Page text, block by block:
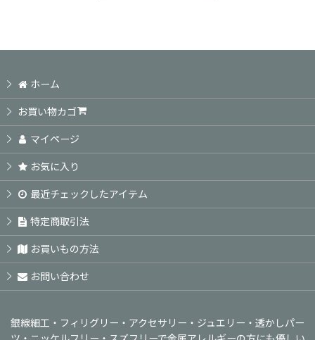
ホーム
お買い物カゴ
マイページ
お気に入り
最近チェックしたアイテム
特定商取引法
お買いもの方法
お問い合わせ
銀線細工・フィリグリー・アクセサリー・ジュエリー・透かしパー